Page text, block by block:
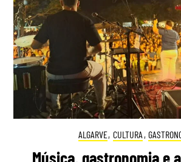
ALGARVE, CULTURA ,
Música, gastronomia e